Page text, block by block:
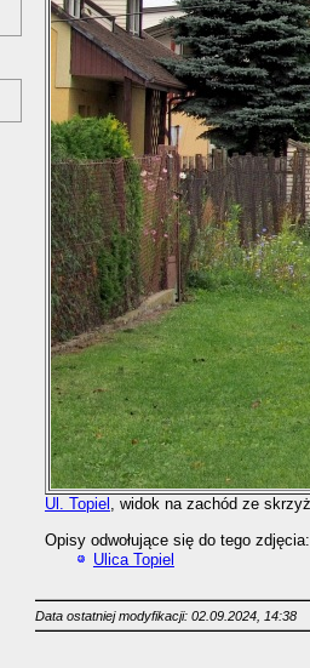
Ul. Topiel
, widok na zachód ze
Opisy odwołujące się do tego zdjęcia:
Ulica Topiel
Data ostatniej modyfikacji: 02.09.2024, 14:38